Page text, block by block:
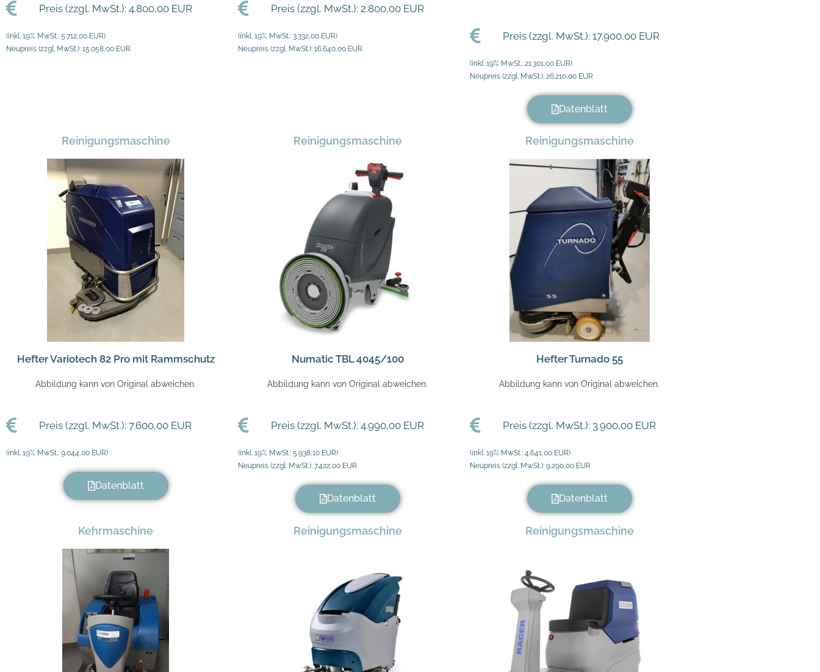
Preis (zzgl. MwSt.): 4.800,00 EUR
(inkl. 19% MwSt.: 5.712,00 EUR)
Neupreis (zzgl. MwSt.): 15.058,00 EUR
Preis (zzgl. MwSt.): 2.800,00 EUR
(inkl. 19% MwSt.: 3.332,00 EUR)
Neupreis (zzgl. MwSt.): 16.640,00 EUR
Preis (zzgl. MwSt.): 17.900,00 EUR
(inkl. 19% MwSt.: 21.301,00 EUR)
Neupreis (zzgl. MwSt.): 26.210,00 EUR
Datenblatt
Reinigungsmaschine
Hefter Variotech 82 Pro mit Rammschutz
Abbildung kann von Original abweichen.
Preis (zzgl. MwSt.): 7.600,00 EUR
(inkl. 19% MwSt.: 9.044,00 EUR)
Datenblatt
Reinigungsmaschine
Numatic TBL 4045/100
Abbildung kann von Original abweichen.
Preis (zzgl. MwSt.): 4.990,00 EUR
(inkl. 19% MwSt.: 5.938,10 EUR)
Neupreis (zzgl. MwSt.): 7.422,00 EUR
Datenblatt
Reinigungsmaschine
Hefter Turnado 55
Abbildung kann von Original abweichen.
Preis (zzgl. MwSt.): 3.900,00 EUR
(inkl. 19% MwSt.: 4.641,00 EUR)
Neupreis (zzgl. MwSt.): 9.290,00 EUR
Datenblatt
Kehrmaschine Reinigungsmaschine Reinigungsmaschine